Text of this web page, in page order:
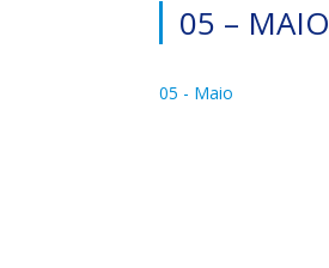
05 – MAIO
05 - Maio